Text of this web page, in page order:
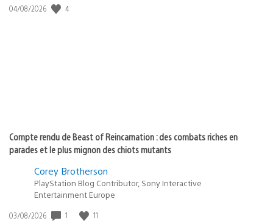
Date
04/08/2026 4
Compte rendu de Beast of Reincarnation : des combats riches en
parades et le plus mignon des chiots mutants
Corey Brotherson
PlayStation Blog Contributor, Sony Interactive
Entertainment Europe
Date
03/08/2026 1 11